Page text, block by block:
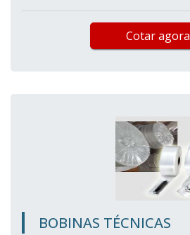
Cotar agora
BOBINAS TÉCNICAS